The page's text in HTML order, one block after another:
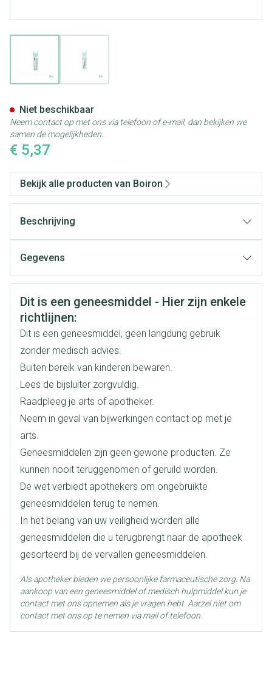
€ 5,37
Niet beschikbaar
Neem contact op met ons via telefoon of e-mail, dan bekijken we
samen de mogelijkheden.
Bekijk alle producten van Boiron
Beschrijving
Gegevens
CNK 3105566
Organisaties
Merken Boiron
Breedte 20 mm
Lengte 65 mm
Diepte 15 mm
Hoeveelheid
Verpakking
4
Behoud Kamertemperatuur (15°C - 25°C)
Veiligheidsinformatie
Dit is een geneesmiddel - Hier zijn enkele
richtlijnen:
Dit is een geneesmiddel, geen langdurig gebruik
zonder medisch advies.
Buiten bereik van kinderen bewaren.
Lees de bijsluiter zorgvuldig.
Raadpleeg je arts of apotheker.
Neem in geval van bijwerkingen contact op met je
arts.
Geneesmiddelen zijn geen gewone producten. Ze
kunnen nooit teruggenomen of geruild worden.
De wet verbiedt apothekers om ongebruikte
geneesmiddelen terug te nemen.
In het belang van uw veiligheid worden alle
geneesmiddelen die u terugbrengt naar de apotheek
gesorteerd bij de vervallen geneesmiddelen.
Als apotheker bieden we persoonlijke farmaceutische zorg. Na
aankoop van een geneesmiddel of medisch hulpmiddel kun je
contact met ons opnemen als je vragen hebt. Aarzel niet om
contact met ons op te nemen via mail of telefoon.